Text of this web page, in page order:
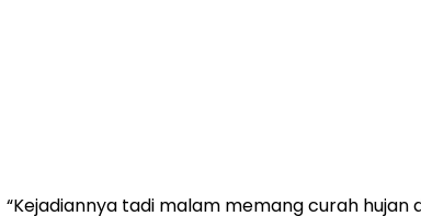
“Kejadiannya tadi malam memang curah hujan